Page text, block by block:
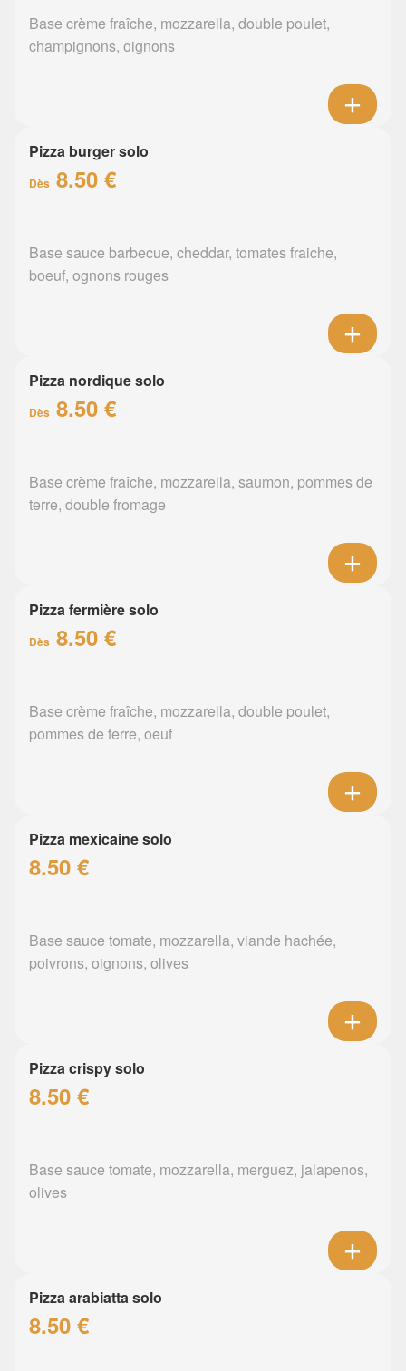
Base crème fraîche, mozzarella, double poulet,
champignons, oignons
Pizza burger solo
Dès 8.50 €
Base sauce barbecue, cheddar, tomates fraiche,
boeuf, ognons rouges
Pizza nordique solo
Dès 8.50 €
Base crème fraîche, mozzarella, saumon, pommes de
terre, double fromage
Pizza fermière solo
Dès 8.50 €
Base crème fraîche, mozzarella, double poulet,
pommes de terre, oeuf
Pizza mexicaine solo
8.50 €
Base sauce tomate, mozzarella, viande hachée,
poivrons, oignons, olives
Pizza crispy solo
8.50 €
Base sauce tomate, mozzarella, merguez, jalapenos,
olives
Pizza arabiatta solo
8.50 €